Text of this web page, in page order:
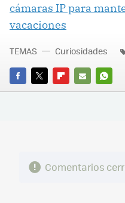
cámaras IP para
vacaciones
FACEBOOK
TWITTERFLIPBOARD
E-
TEMAS Curiosidades
Comentarios